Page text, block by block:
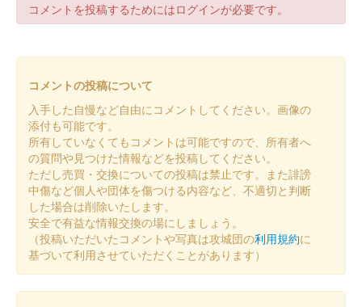
長井坂城 御城印
長井坂城 御城印
長井坂城 御城印 白井城団版 夏限定版
長井坂城 御城印 上杉の布石城夏限定版
コメントを投稿するためにはログインが必要です。
コメントの投稿について
入手した自慢など自由にコメントしてください。画像の
添付も可能です。
所有していなくてもコメントは可能ですので、所有者へ
の質問や見つけた情報などを投稿してください。
ただし売買・交換についての投稿は禁止です。また誹謗
中傷など個人や団体を傷つける内容など、不適切と判断
した場合は削除いたします。
安全で有益な情報交換の場にしましょう。
（投稿いただいたコメントや写真は攻城団の利用規約に
基づいて利用させていただくことがあります）